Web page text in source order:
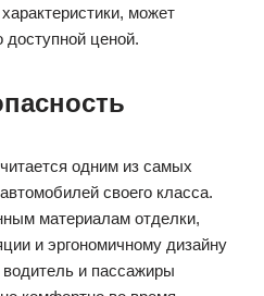
может
доступной ценой.
одним из самых
своего класса.
материалам отделки,
и эргономичному дизайну
и пассажиры